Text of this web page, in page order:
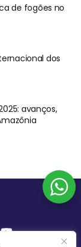
de fogões no
dos
avanços,